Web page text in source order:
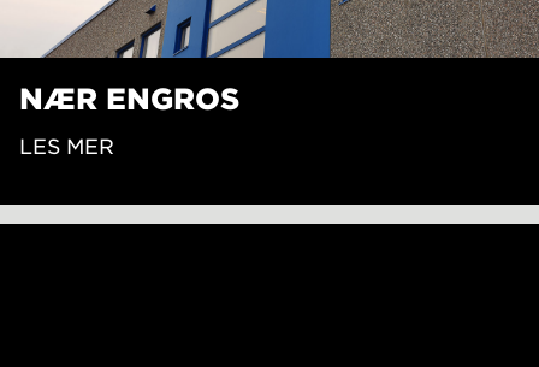
NÆR ENGROS
LES MER